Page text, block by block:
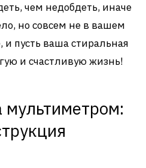
чем недобдеть, иначе
но совсем не в вашем
и пусть ваша стиральная
и счастливую жизнь!
мультиметром: